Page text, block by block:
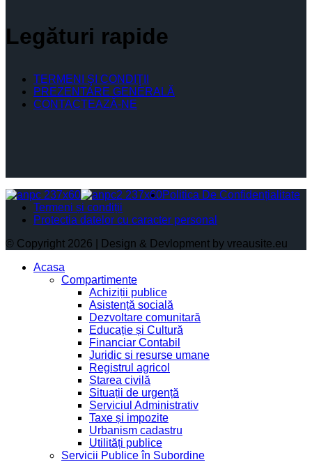
Legături rapide
TERMENI ŞI CONDIŢII
PREZENTARE GENERALĂ
CONTACTEAZĂ-NE
Politica De Confidențialitate
Termeni și condiții
Protectia datelor cu caracter personal
© Copyright 2026 | Design & Devlopment by vreausite.eu
Acasa
Compartimente
Achiziții publice
Asistență socială
Dezvoltare comunitară
Educație și Cultură
Financiar Contabil
Juridic si resurse umane
Registrul agricol
Starea civilă
Situații de urgență
Serviciul Administrativ
Taxe și impozite
Urbanism cadastru
Utilități publice
Servicii Publice în Subordine